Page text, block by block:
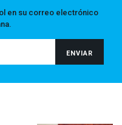
en su correo electrónico